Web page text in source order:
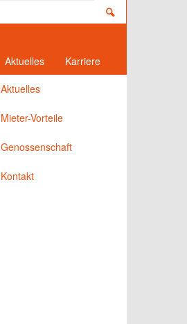
Aktuelles
Karriere
Aktuelles
Mieter-Vorteile
Genossenschaft
Kontakt